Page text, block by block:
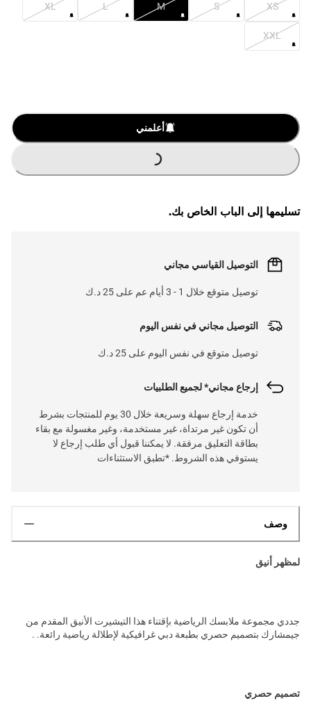
XS
S
M
L
XL
XXL
أعلمني
L
O
A
D
I
N
G
.
.
.
تسليمها إلى الباب الخاص بك.
التوصيل القياسي مجاني
توصيل متوقع خلال 1 - 3 أيام عم على 25 د.ك
التوصيل مجاني في نفس اليوم
توصيل متوقع في نفس اليوم على 25 د.ك
إرجاع مجاني* لجميع الطلبيات
خدمة إرجاع سهلة وسريعة خلال 30 يوم للمنتجات بشرط
أن تكون غير مرتداة، غير مستخدمة، وغير مغسولة مع بقاء
بطاقة التعليق مرفقة. لا يمكننا قبول أي طلب إرجاع لا
يستوفي هذه الشروط. *تطبق الاستثناءات
وصف
لمظهر أنيق
جددي مجموعة ملابسك الرياضية بإقتناء هذا التيشيرت الأنيق المقدم من
جيمشارك بتصميم حصري بطبعة دبي غرافيكية لإطلالة رياضية رائعة. .
تصميم حصري